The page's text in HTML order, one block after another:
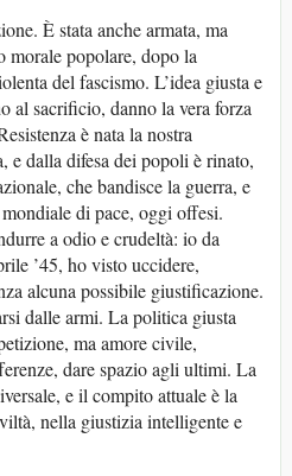
È stata anche armata, ma
morale popolare, dopo la
del fascismo. L’idea giusta e
al sacrificio, danno la vera forza
è nata la nostra
e dalla difesa dei popoli è rinato,
che bandisce la guerra, e
di pace, oggi offesi.
a odio e crudeltà: io da
’45, ho visto uccidere,
alcuna possibile giustificazione.
dalle armi. La politica giusta
ma amore civile,
dare spazio agli ultimi. La
e il compito attuale è la
nella giustizia intelligente e